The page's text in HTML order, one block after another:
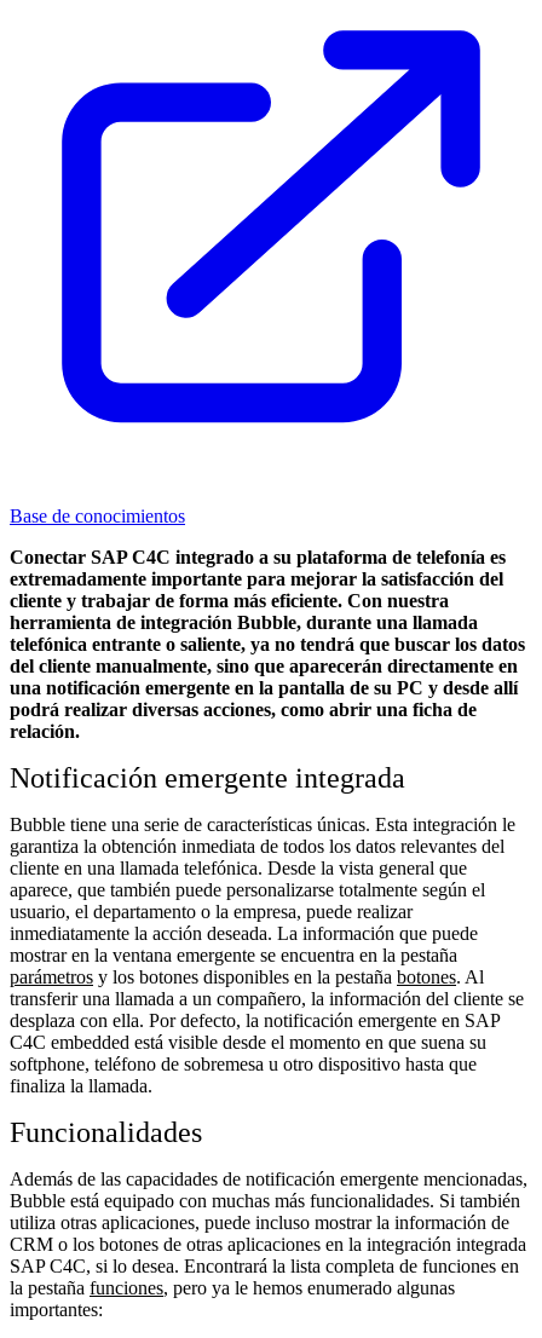
Base de conocimientos
Conectar SAP C4C integrado a su plataforma de telefonía es
extremadamente importante para mejorar la satisfacción del
cliente y trabajar de forma más eficiente. Con nuestra
herramienta de integración Bubble, durante una llamada
telefónica entrante o saliente, ya no tendrá que buscar los datos
del cliente manualmente, sino que aparecerán directamente en
una notificación emergente en la pantalla de su PC y desde allí
podrá realizar diversas acciones, como abrir una ficha de
relación.
Notificación emergente integrada
Bubble tiene una serie de características únicas. Esta integración le
garantiza la obtención inmediata de todos los datos relevantes del
cliente en una llamada telefónica. Desde la vista general que
aparece, que también puede personalizarse totalmente según el
usuario, el departamento o la empresa, puede realizar
inmediatamente la acción deseada. La información que puede
mostrar en la ventana emergente se encuentra en la pestaña
parámetros y los botones disponibles en la pestaña botones. Al
transferir una llamada a un compañero, la información del cliente se
desplaza con ella. Por defecto, la notificación emergente en SAP
C4C embedded está visible desde el momento en que suena su
softphone, teléfono de sobremesa u otro dispositivo hasta que
finaliza la llamada.
Funcionalidades
Además de las capacidades de notificación emergente mencionadas,
Bubble está equipado con muchas más funcionalidades. Si también
utiliza otras aplicaciones, puede incluso mostrar la información de
CRM o los botones de otras aplicaciones en la integración integrada
SAP C4C, si lo desea. Encontrará la lista completa de funciones en
la pestaña funciones, pero ya le hemos enumerado algunas
importantes: